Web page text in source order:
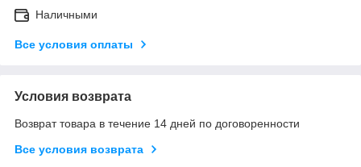
Наличными
Все условия оплаты
Условия возврата
Возврат товара в течение 14 дней по договоренности
Все условия возврата